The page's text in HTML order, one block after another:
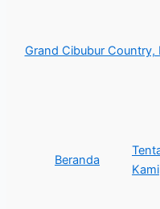
Grand Cibubur Country,
Beranda
Kami